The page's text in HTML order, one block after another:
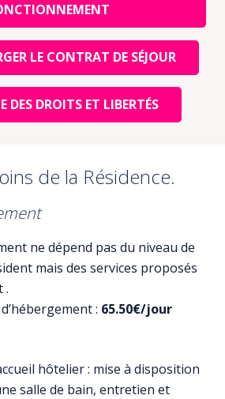
LE CONTRAT DE SÉJOUR
DES DROITS ET LIBERTÉS
de la Résidence.
ne dépend pas du niveau de
mais des services proposés
.
: 65.50€/jour
hôtelier : mise à disposition
salle de bain, entretien et